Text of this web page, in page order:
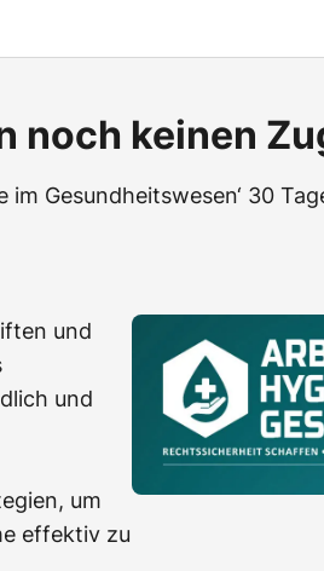
noch keinen
Gesundheitswesen‘ 30
und
und
um
effektiv zu